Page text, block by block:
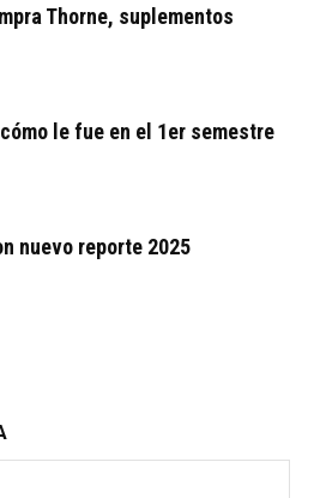
Thorne, suplementos
le fue en el 1er semestre
nuevo reporte 2025